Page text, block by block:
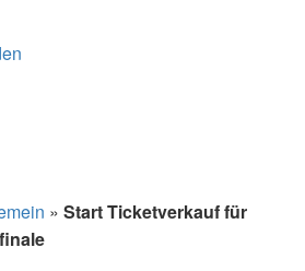
» Start Ticketverkauf für